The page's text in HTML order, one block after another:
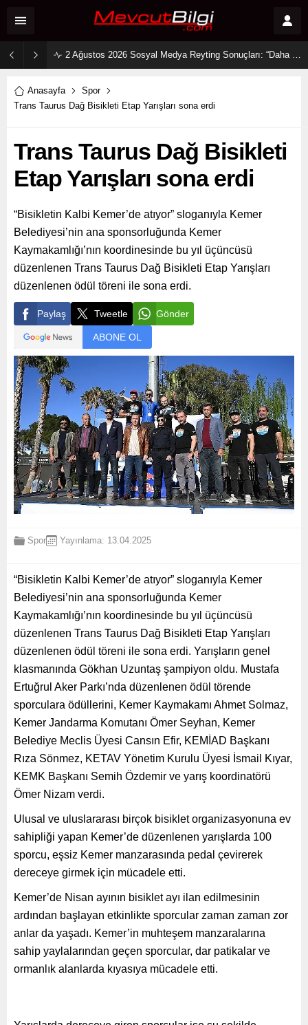
2 Ağustos 2026 Sosyal Medya Reyting Sonuçları: “Daha 17” Ekranlara Ambargo Koydu!
Anasayfa
Spor
Trans Taurus Dağ Bisikleti Etap Yarışları sona erdi
Trans Taurus Dağ Bisikleti
Etap Yarışları sona erdi
“Bisikletin Kalbi Kemer’de atıyor” sloganıyla Kemer
Belediyesi’nin ana sponsorluğunda Kemer
Kaymakamlığı’nın koordinesinde bu yıl üçüncüsü
düzenlenen Trans Taurus Dağ Bisikleti Etap Yarışları
düzenlenen ödül töreni ile sona erdi.
Paylaş Tweetle Gönder
ABONE OL
Spor Yayınlama: 13.04.2025
“Bisikletin Kalbi Kemer’de atıyor” sloganıyla Kemer
Belediyesi’nin ana sponsorluğunda Kemer
Kaymakamlığı’nın koordinesinde bu yıl üçüncüsü
düzenlenen Trans Taurus Dağ Bisikleti Etap Yarışları
düzenlenen ödül töreni ile sona erdi. Yarışların genel
klasmanında Gökhan Uzuntaş şampiyon oldu. Mustafa
Ertuğrul Aker Parkı’nda düzenlenen ödül törende
sporculara ödüllerini, Kemer Kaymakamı Ahmet Solmaz,
Kemer Jandarma Komutanı Ömer Seyhan, Kemer
Belediye Meclis Üyesi Cansın Efir, KEMİAD Başkanı
Rıza Sönmez, KETAV Yönetim Kurulu Üyesi İsmail Kıyar,
KEMK Başkanı Semih Özdemir ve yarış koordinatörü
Ömer Nizam verdi.
Ulusal ve uluslararası birçok bisiklet organizasyonuna ev
sahipliği yapan Kemer’de düzenlenen yarışlarda 100
sporcu, eşsiz Kemer manzarasında pedal çevirerek
dereceye girmek için mücadele etti.
Kemer’de Nisan ayının bisiklet ayı ilan edilmesinin
ardından başlayan etkinlikte sporcular zaman zaman zor
anlar da yaşadı. Kemer’in muhteşem manzaralarına
sahip yaylalarından geçen sporcular, dar patikalar ve
ormanlık alanlarda kıyasıya mücadele etti.